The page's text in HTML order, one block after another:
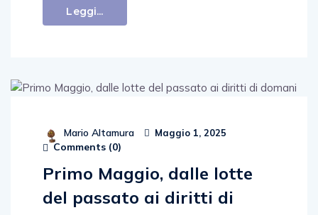
Leggi...
Mario Altamura Maggio 1, 2025
Comments (0)
Primo Maggio, dalle lotte
del passato ai diritti di